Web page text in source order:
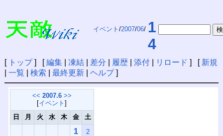
イベント /2007/06/ 1
4
[ トップ] [編集| 凍結| 差分 履歴| 添付| リロード ] [ 新規
一覧 検索 最終更新| ヘルプ]
<< 2007.6 >>
[イベント]
日
月 火 水 木 金 土
1
2